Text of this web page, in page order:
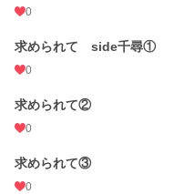
0
求められて side千尋①
0
求められて②
0
求められて③
0